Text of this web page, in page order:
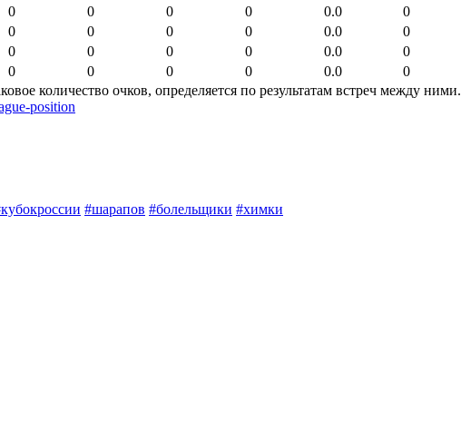
0 0 0 0 0.0
0
0 0 0 0 0.0
0
0 0 0 0 0.0
0
0 0 0 0 0.0
0
количество очков, определяется по результатам встреч между ними.
position
#шарапов #болельщики #химки